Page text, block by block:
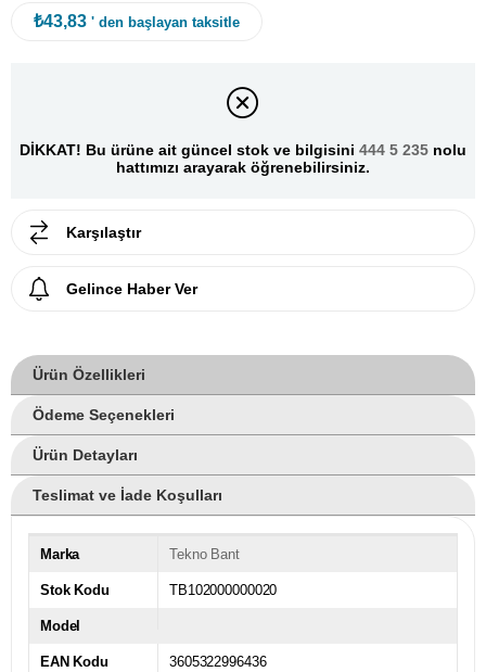
₺43,83 ' den başlayan taksitle
DİKKAT! Bu ürüne ait güncel stok ve bilgisini 444 5 235 nolu
hattımızı arayarak öğrenebilirsiniz.
Karşılaştır
Gelince Haber Ver
Ürün Özellikleri
Ödeme Seçenekleri
Ürün Detayları
Teslimat ve İade Koşulları
Marka Tekno Bant
Stok Kodu TB102000000020
Model
EAN Kodu 3605322996436